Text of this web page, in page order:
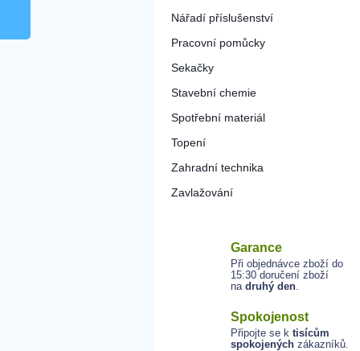
Nářadí příslušenství
Pracovní pomůcky
Sekačky
Stavební chemie
Spotřební materiál
Topení
Zahradní technika
Zavlažování
Garance
Při objednávce zboží do
15:30 doručení zboží
na druhý den.
Spokojenost
Připojte se k tisícům
spokojených zákazníků.